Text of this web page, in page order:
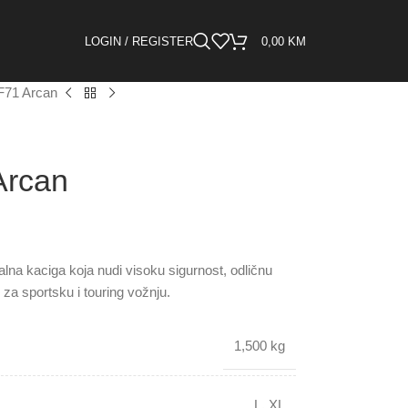
LOGIN / REGISTER 0,00 KM
Arcan
kaciga koja nudi visoku sigurnost, odličnu
sportsku i touring vožnju.
1,500 kg
L , XL